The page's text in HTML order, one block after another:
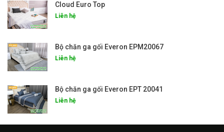
Cloud Euro Top
Liên hệ
Bộ chăn ga gối Everon EPM20067
Liên hệ
Bộ chăn ga gối Everon EPT 20041
Liên hệ